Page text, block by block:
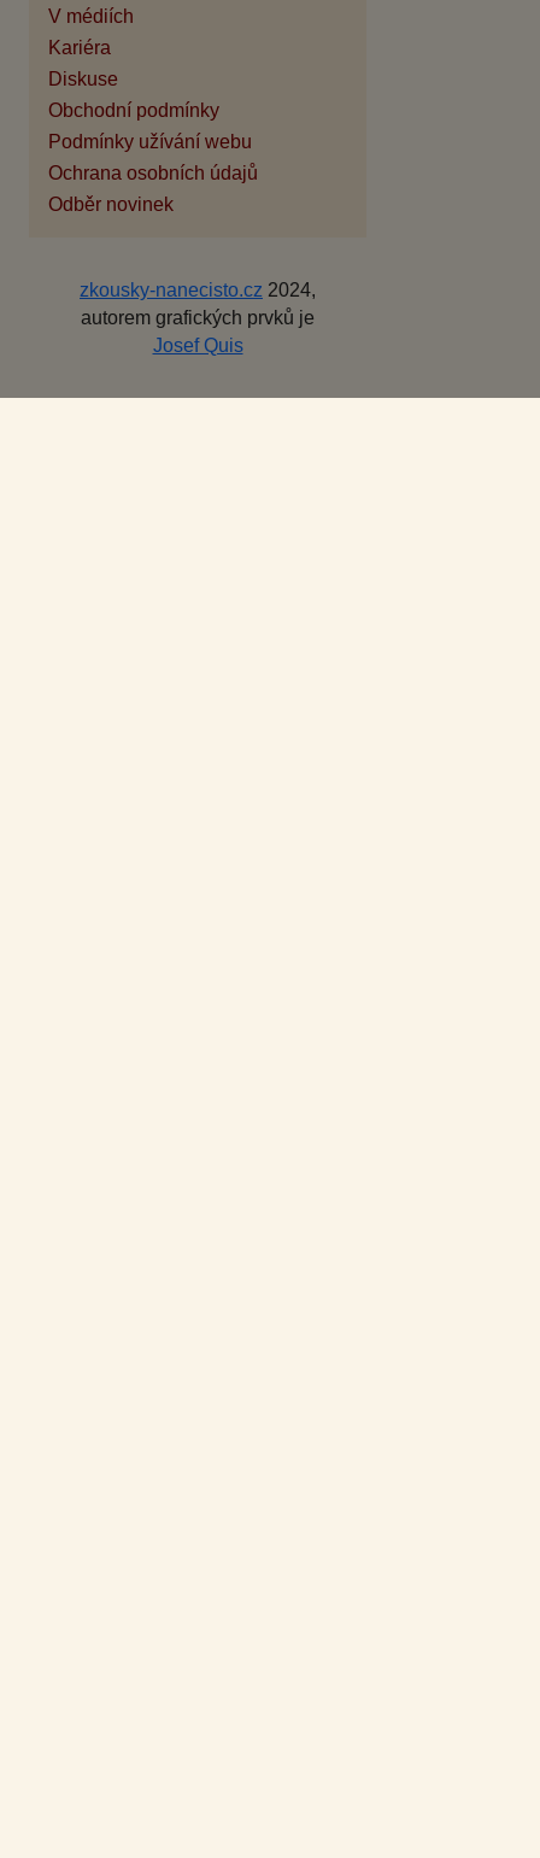
V médiích
Kariéra
Diskuse
Obchodní podmínky
Podmínky užívání webu
Ochrana osobních údajů
Odběr novinek
zkousky-nanecisto.cz 2024,
autorem grafických prvků je
Josef Quis